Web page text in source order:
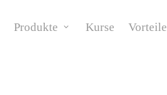
Produkte Kurse Vorteile